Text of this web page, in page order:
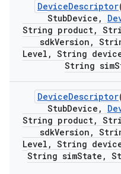
DeviceDescriptor
StubDevice ,
String product,
sdkVersion ,
Level , String
String sim
DeviceDescriptor
StubDevice ,
String product,
sdkVersion ,
Level , String
String simState ,